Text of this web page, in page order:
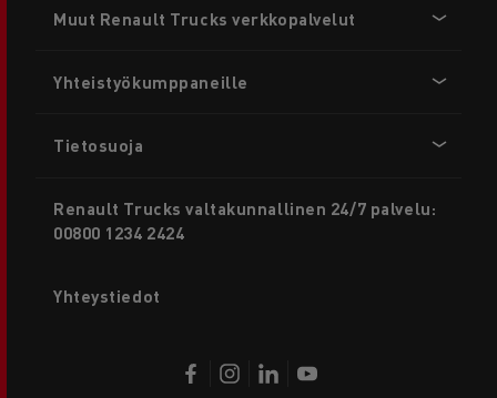
menu
Muut Renault Trucks verkkopalvelut
Yhteistyökumppaneille
Tietosuoja
Renault Trucks valtakunnallinen 24/7 palvelu:
00800 1234 2424
Yhteystiedot